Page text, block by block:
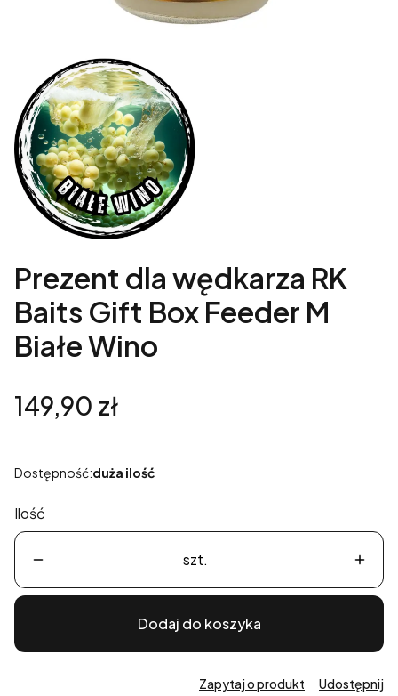
Prezent dla wędkarza RK
Baits Gift Box Feeder M
Białe Wino
Cena
149,90 zł
Dostępność:duża ilość
Ilość
szt.
Dodaj do koszyka
Zapytaj o produkt Udostępnij